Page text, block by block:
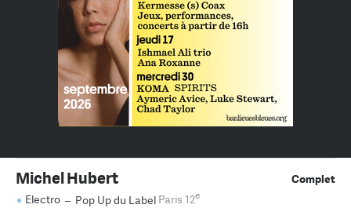
Complet
Michel Hubert
Electro – Pop Up du Label Paris 12e